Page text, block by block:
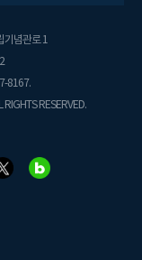
기념관로 1
8167.
RESERVED.